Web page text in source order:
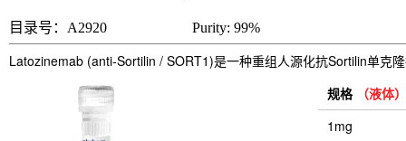
目录号：A2920 Purity: 99%
Latozinemab (anti-Sortilin / SORT1)是一种重组人源化抗Sortilin单克
规格 （液体）
1mg